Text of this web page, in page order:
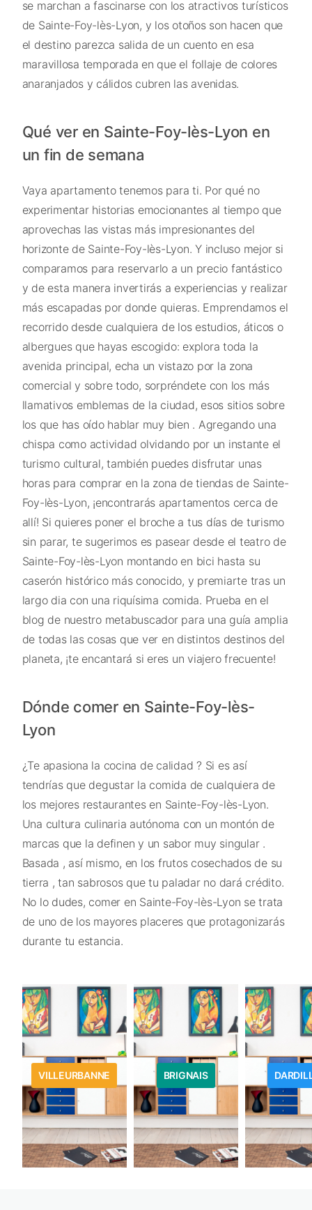
se marchan a fascinarse con los atractivos turísticos
de Sainte-Foy-lès-Lyon, y los otoños son hacen que
el destino parezca salida de un cuento en esa
maravillosa temporada en que el follaje de colores
anaranjados y cálidos cubren las avenidas.
Qué ver en Sainte-Foy-lès-Lyon en
un fin de semana
Vaya apartamento tenemos para ti. Por qué no
experimentar historias emocionantes al tiempo que
aprovechas las vistas más impresionantes del
horizonte de Sainte-Foy-lès-Lyon. Y incluso mejor si
comparamos para reservarlo a un precio fantástico
y de esta manera invertirás a experiencias y realizar
más escapadas por donde quieras. Emprendamos el
recorrido desde cualquiera de los estudios, áticos o
albergues que hayas escogido: explora toda la
avenida principal, echa un vistazo por la zona
comercial y sobre todo, sorpréndete con los más
llamativos emblemas de la ciudad, esos sitios sobre
los que has oído hablar muy bien . Agregando una
chispa como actividad olvidando por un instante el
turismo cultural, también puedes disfrutar unas
horas para comprar en la zona de tiendas de Sainte-
Foy-lès-Lyon, ¡encontrarás apartamentos cerca de
allí! Si quieres poner el broche a tus días de turismo
sin parar, te sugerimos es pasear desde el teatro de
Sainte-Foy-lès-Lyon montando en bici hasta su
caserón histórico más conocido, y premiarte tras un
largo dia con una riquísima comida. Prueba en el
blog de nuestro metabuscador para una guía amplia
de todas las cosas que ver en distintos destinos del
planeta, ¡te encantará si eres un viajero frecuente!
Dónde comer en Sainte-Foy-lès-
Lyon
¿Te apasiona la cocina de calidad ? Si es así
tendrías que degustar la comida de cualquiera de
los mejores restaurantes en Sainte-Foy-lès-Lyon.
Una cultura culinaria autónoma con un montón de
marcas que la definen y un sabor muy singular .
Basada , así mismo, en los frutos cosechados de su
tierra , tan sabrosos que tu paladar no dará crédito.
No lo dudes, comer en Sainte-Foy-lès-Lyon se trata
de uno de los mayores placeres que protagonizarás
durante tu estancia.
VILLEURBANNE BRIGNAIS